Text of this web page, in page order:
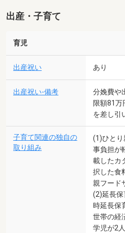
出産・子育て
育児
出産祝い あり
出産祝い-備考
分娩費や
限額81万
を差し引
子育て関連の独自の
取り組み
(1)ひとり
事負担が
載したカ
択した食
親フード
(2)延長保
時延長保
世帯の経
学児が2